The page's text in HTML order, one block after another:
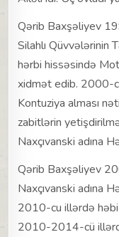
Qərib Baxşəliyev
Silahlı Qüvvələrinin
hərbi hissəsində
xidmət edib. 2000-
Kontuziya alması
zabitlərin
Naxçıvanski adına
Qərib Baxşəliyev
Naxçıvanski adına
2010-cu illərdə həbi
2010-2014-cü